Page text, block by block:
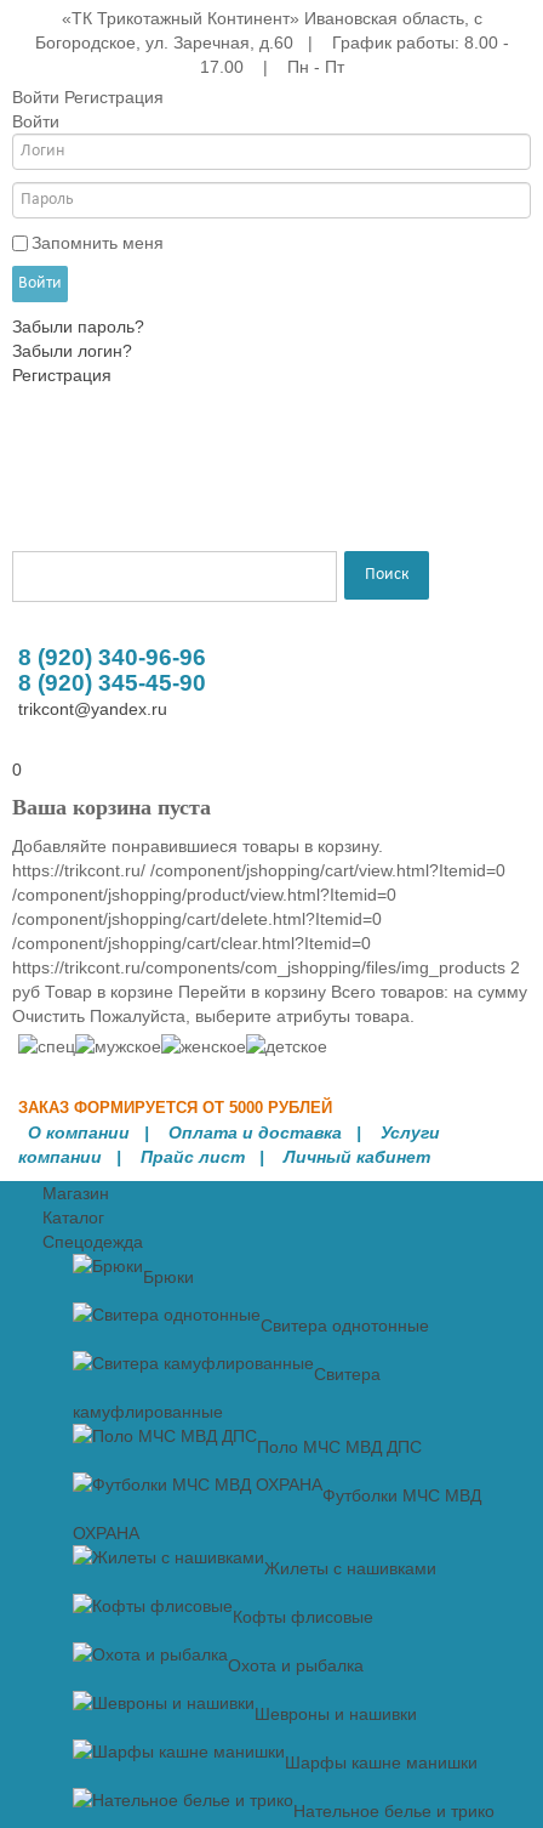
«ТК Трикотажный Континент» Ивановская область, с
Богородское, ул. Заречная, д.60 | График работы: 8.00 -
17.00 | Пн - Пт
Войти Регистрация
Войти
Запомнить меня
Войти
Забыли пароль?
Забыли логин?
Регистрация
8 (920) 340-96-96
8 (920) 345-45-90
trikcont@yandex.ru
0
Ваша корзина пуста
Добавляйте понравившиеся товары в корзину.
https://trikcont.ru/ /component/jshopping/cart/view.html?Itemid=0
/component/jshopping/product/view.html?Itemid=0
/component/jshopping/cart/delete.html?Itemid=0
/component/jshopping/cart/clear.html?Itemid=0
https://trikcont.ru/components/com_jshopping/files/img_products 2
руб Товар в корзине Перейти в корзину Всего товаров: на сумму
Очистить Пожалуйста, выберите атрибуты товара.
ЗАКАЗ ФОРМИРУЕТСЯ ОТ 5000 РУБЛЕЙ
О компании | Оплата и доставка | Услуги
компании | Прайс лист |Личный кабинет
Магазин
Каталог
Спецодежда
Брюки
Свитера однотонные
Свитера
камуфлированные
Поло МЧС МВД ДПС
Футболки МЧС МВД
ОХРАНА
Жилеты с нашивками
Кофты флисовые
Охота и рыбалка
Шевроны и нашивки
Шарфы кашне манишки
Нательное белье и трико